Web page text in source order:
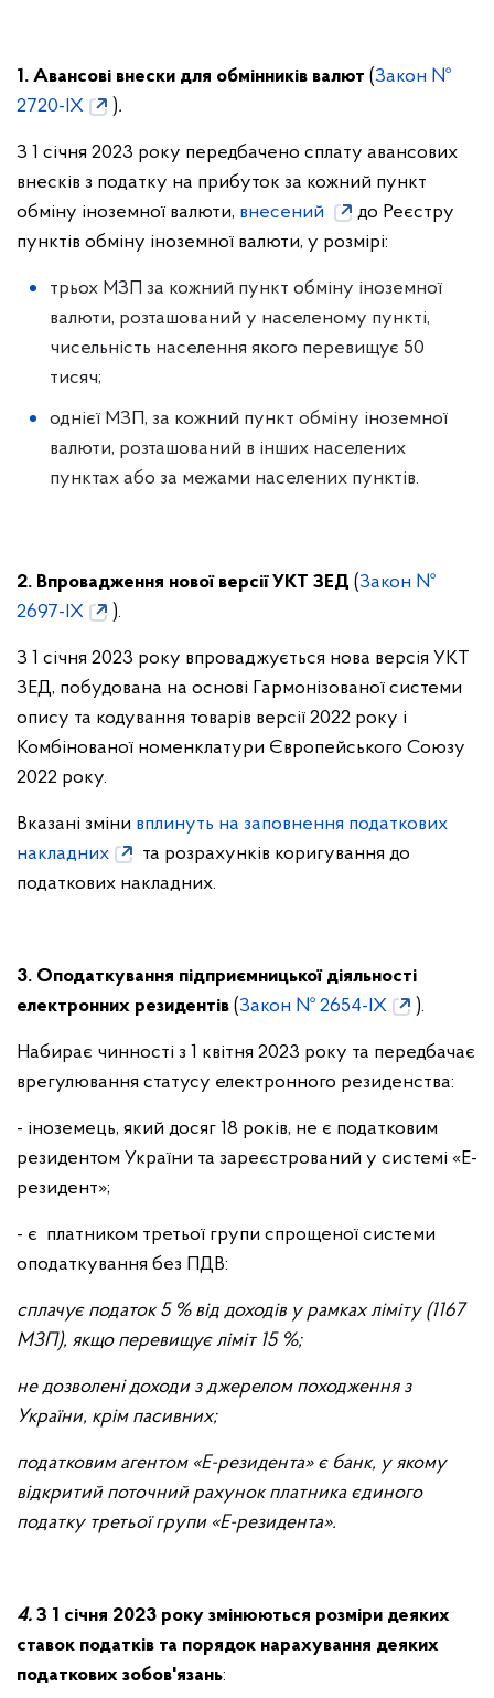
1. Авансові внески для обмінників валют (Закон №
2720-ІХ
).
З 1 січня 2023 року передбачено сплату авансових
внесків з податку на прибуток за кожний пункт
обміну іноземної валюти, внесений
до Реєстру
пунктів обміну іноземної валюти, у розмірі:
трьох МЗП за кожний пункт обміну іноземної
валюти, розташований у населеному пункті,
чисельність населення якого перевищує 50
тисяч;
однієї МЗП, за кожний пункт обміну іноземної
валюти, розташований в інших населених
пунктах або за межами населених пунктів.
2. Впровадження нової версії УКТ ЗЕД (Закон №
2697-IX
).
З 1 січня 2023 року впроваджується нова версія УКТ
ЗЕД, побудована на основі Гармонізованої системи
опису та кодування товарів версії 2022 року і
Комбінованої номенклатури Європейського Союзу
2022 року.
Вказані зміни вплинуть на заповнення податкових
накладних
та розрахунків коригування до
податкових накладних.
3. Оподаткування підприємницької діяльності
електронних резидентів (Закон № 2654-IX ).
Набирає чинності з 1 квітня 2023 року та передбачає
врегулювання статусу електронного резиденства:
- іноземець, який досяг 18 років, не є податковим
резидентом України та зареєстрований у системі «Е-
резидент»;
- є платником третьої групи спрощеної системи
оподаткування без ПДВ:
сплачує податок 5 % від доходів у рамках ліміту (1167
МЗП), якщо перевищує ліміт 15 %;
не дозволені доходи з джерелом походження з
України, крім пасивних;
податковим агентом «Е-резидента» є банк, у якому
відкритий поточний рахунок платника єдиного
податку третьої групи «Е-резидента».
4. З 1 січня 2023 року змінюються розміри деяких
ставок податків та порядок нарахування деяких
податкових зобов'язань: